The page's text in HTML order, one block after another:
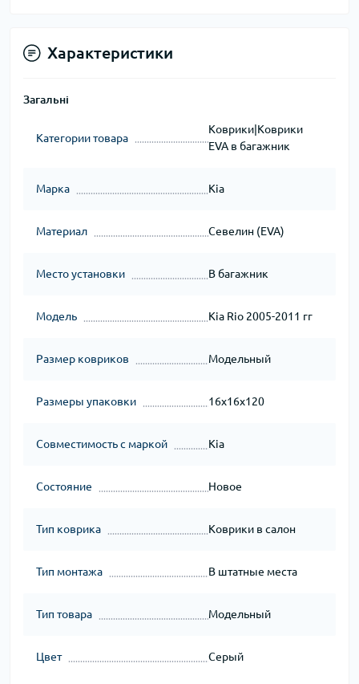
Характеристики
Загальні
Категории товара
Коврики|Коврики
EVA в багажник
Марка Kia
Материал Севелин (EVA)
Место установки В багажник
Модель Kia Rio 2005-2011 гг
Размер ковриков Модельный
Размеры упаковки 16x16x120
Совместимость с маркой Kia
Состояние Новое
Тип коврика Коврики в салон
Тип монтажа В штатные места
Тип товара Модельный
Цвет Серый